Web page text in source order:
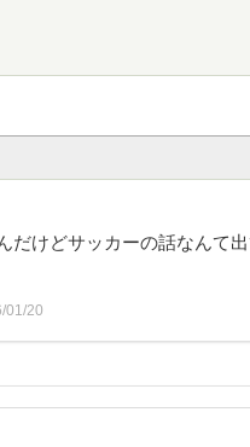
だけどサッカーの話なんて
01/20